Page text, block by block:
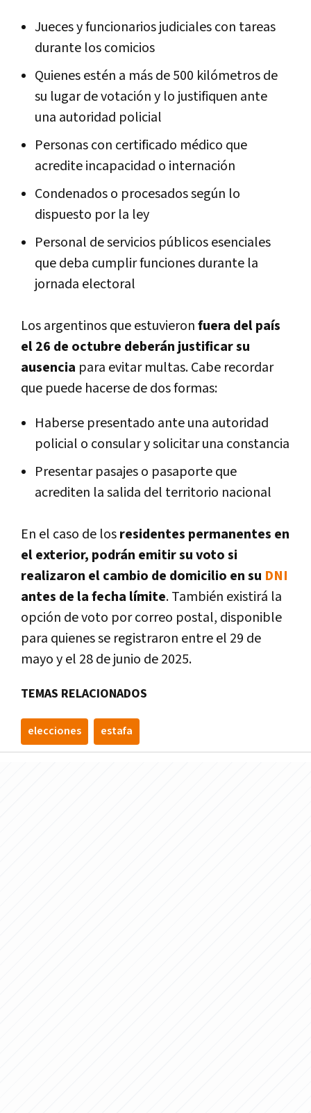
Jueces y funcionarios judiciales con tareas
durante los comicios
Quienes estén a más de 500 kilómetros de
su lugar de votación y lo justifiquen ante
una autoridad policial
Personas con certificado médico que
acredite incapacidad o internación
Condenados o procesados según lo
dispuesto por la ley
Personal de servicios públicos esenciales
que deba cumplir funciones durante la
jornada electoral
Los argentinos que estuvieronfuera del país
el 26 de octubre deberán justificar su
ausencia para evitar multas. Cabe recordar
que puede hacerse de dos formas:
Haberse presentado ante una autoridad
policial o consular y solicitar una constancia
Presentar pasajes o pasaporte que
acrediten la salida del territorio nacional
En el caso de losresidentes permanentes en
el exterior, podrán emitir su voto si
realizaron el cambio de domicilio en su DNI
antes de la fecha límite. También existirá la
opción de voto por correo postal, disponible
para quienes se registraron entre el 29 de
mayo y el 28 de junio de 2025.
TEMAS RELACIONADOS
elecciones estafa